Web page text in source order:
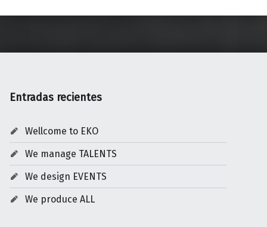
Entradas recientes
Wellcome to EKO
We manage TALENTS
We design EVENTS
We produce ALL